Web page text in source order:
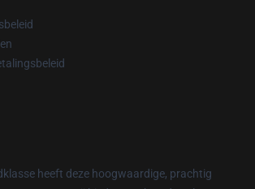
heeft deze hoogwaardige, prachtig